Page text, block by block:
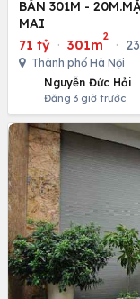
BÁN 301M -
MAI
71 tỷ · 301m
2
·
Thành phố Hà Nội
Nguyễn Đức Hải
Đăng 3 giờ trước